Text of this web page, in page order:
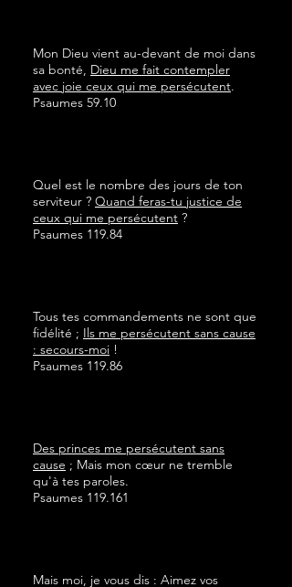
Mon Dieu vient au-devant de moi dans
sa bonté, Dieu me fait contempler
avec joie ceux qui me persécutent.
Psaumes 59.10
Quel est le nombre des jours de ton
serviteur ? Quand feras-tu justice de
ceux qui me persécutent ?
Psaumes 119.84
Tous tes commandements ne sont que
fidélité ; Ils me persécutent sans cause
: secours-moi !
Psaumes 119.86
Des princes me persécutent sans
cause ; Mais mon cœur ne tremble
qu'à tes paroles.
Psaumes 119.161
Mais moi, je vous dis : Aimez vos